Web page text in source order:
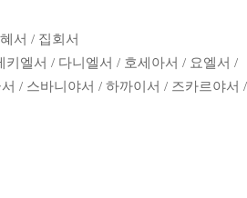
서 / 집회서
엘서 / 다니엘서 / 호세아서 / 요엘서 /
/ 스바니야서 / 하까이서 / 즈카르야서